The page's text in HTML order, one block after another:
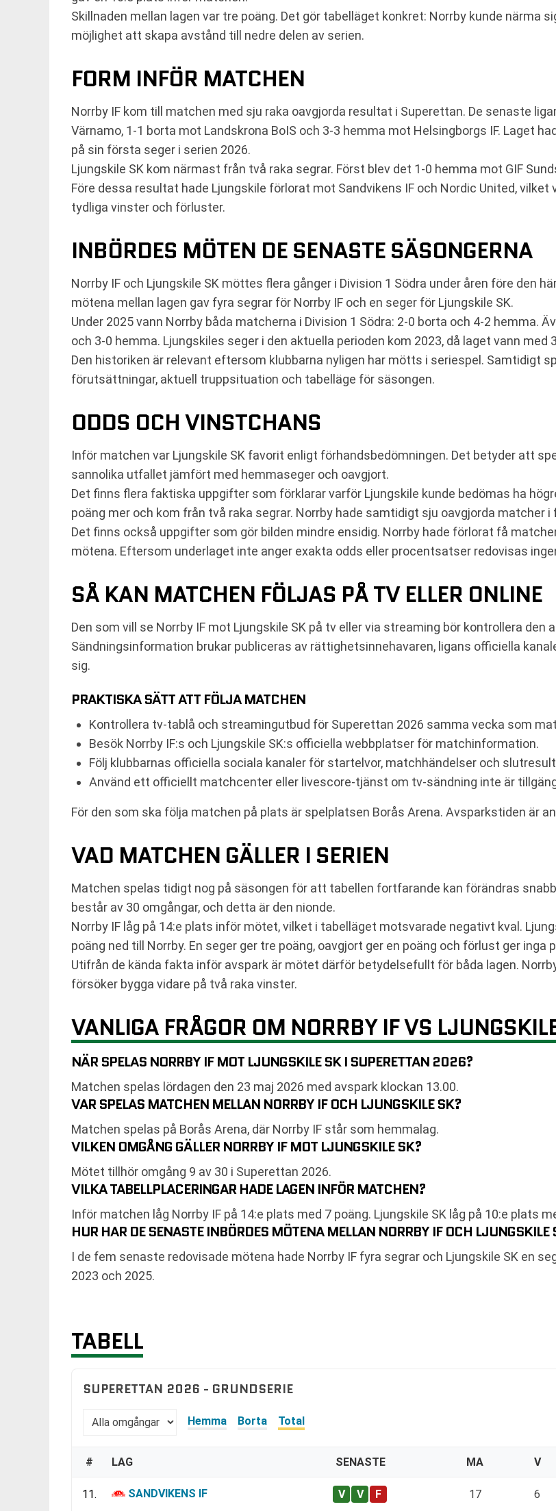
Skillnaden mellan lagen var tre poäng. Det gör tabelläget konkret: Norrby kunde närma
möjlighet att skapa avstånd till nedre delen av serien.
FORM INFÖR MATCHEN
Norrby IF kom till matchen med sju raka oavgjorda resultat i Superettan. De senaste
Värnamo, 1-1 borta mot Landskrona BoIS och 3-3 hemma mot Helsingborgs IF. Laget
på sin första seger i serien 2026.
Ljungskile SK kom närmast från två raka segrar. Först blev det 1-0 hemma mot GIF
Före dessa resultat hade Ljungskile förlorat mot Sandvikens IF och Nordic United,
tydliga vinster och förluster.
INBÖRDES MÖTEN DE SENASTE SÄSONGERNA
Norrby IF och Ljungskile SK möttes flera gånger i Division 1 Södra under åren före den
mötena mellan lagen gav fyra segrar för Norrby IF och en seger för Ljungskile SK.
Under 2025 vann Norrby båda matcherna i Division 1 Södra: 2-0 borta och 4-2 hemma.
och 3-0 hemma. Ljungskiles seger i den aktuella perioden kom 2023, då laget vann med
Den historiken är relevant eftersom klubbarna nyligen har mötts i seriespel. Samtidigt
förutsättningar, aktuell truppsituation och tabelläge för säsongen.
ODDS OCH VINSTCHANS
Inför matchen var Ljungskile SK favorit enligt förhandsbedömningen. Det betyder att
sannolika utfallet jämfört med hemmaseger och oavgjort.
Det finns flera faktiska uppgifter som förklarar varför Ljungskile kunde bedömas ha
poäng mer och kom från två raka segrar. Norrby hade samtidigt sju oavgjorda matcher
Det finns också uppgifter som gör bilden mindre ensidig. Norrby hade förlorat få
mötena. Eftersom underlaget inte anger exakta odds eller procentsatser redovisas
SÅ KAN MATCHEN FÖLJAS PÅ TV ELLER ONLINE
Den som vill se Norrby IF mot Ljungskile SK på tv eller via streaming bör kontrollera
Sändningsinformation brukar publiceras av rättighetsinnehavaren, ligans officiella
sig.
PRAKTISKA SÄTT ATT FÖLJA MATCHEN
Kontrollera tv-tablå och streamingutbud för Superettan 2026 samma vecka som
Besök Norrby IF:s och Ljungskile SK:s officiella webbplatser för matchinformation.
Följ klubbarnas officiella sociala kanaler för startelvor, matchhändelser och
Använd ett officiellt matchcenter eller livescore-tjänst om tv-sändning inte är
För den som ska följa matchen på plats är spelplatsen Borås Arena. Avsparkstiden är
VAD MATCHEN GÄLLER I SERIEN
Matchen spelas tidigt nog på säsongen för att tabellen fortfarande kan förändras
består av 30 omgångar, och detta är den nionde.
Norrby IF låg på 14:e plats inför mötet, vilket i tabelläget motsvarade negativt kval.
poäng ned till Norrby. En seger ger tre poäng, oavgjort ger en poäng och förlust ger inga
Utifrån de kända fakta inför avspark är mötet därför betydelsefullt för båda lagen.
försöker bygga vidare på två raka vinster.
VANLIGA FRÅGOR OM NORRBY IF VS
NÄR SPELAS NORRBY IF MOT LJUNGSKILE SK I SUPERETTAN 2026?
Matchen spelas lördagen den 23 maj 2026 med avspark klockan 13.00.
VAR SPELAS MATCHEN MELLAN NORRBY IF OCH LJUNGSKILE SK?
Matchen spelas på Borås Arena, där Norrby IF står som hemmalag.
VILKEN OMGÅNG GÄLLER NORRBY IF MOT LJUNGSKILE SK?
Mötet tillhör omgång 9 av 30 i Superettan 2026.
VILKA TABELLPLACERINGAR HADE LAGEN INFÖR MATCHEN?
Inför matchen låg Norrby IF på 14:e plats med 7 poäng. Ljungskile SK låg på 10:e plats
HUR HAR DE SENASTE INBÖRDES MÖTENA MELLAN NORRBY IF OCH LJUNGSKILE
I de fem senaste redovisade mötena hade Norrby IF fyra segrar och Ljungskile SK en
2023 och 2025.
TABELL
SUPERETTAN 2026 - GRUNDSERIE
Hemma Borta Total
# LAG SENASTE MA V
11. SANDVIKENS IF 17 6